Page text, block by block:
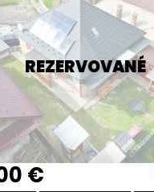
REZERVOVANÉ
€